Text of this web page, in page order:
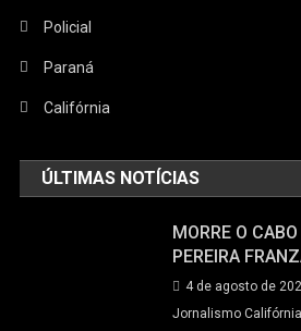
Policial
Paraná
Califórnia
ÚLTIMAS NOTÍCIAS
MORRE O
PEREIRA
4 de agosto de
Jornalismo